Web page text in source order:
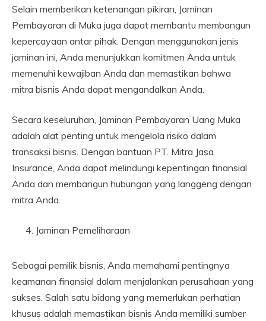
Selain memberikan ketenangan pikiran, Jaminan
Pembayaran di Muka juga dapat membantu membangun
kepercayaan antar pihak. Dengan menggunakan jenis
jaminan ini, Anda menunjukkan komitmen Anda untuk
memenuhi kewajiban Anda dan memastikan bahwa
mitra bisnis Anda dapat mengandalkan Anda.
Secara keseluruhan, Jaminan Pembayaran Uang Muka
adalah alat penting untuk mengelola risiko dalam
transaksi bisnis. Dengan bantuan PT. Mitra Jasa
Insurance, Anda dapat melindungi kepentingan finansial
Anda dan membangun hubungan yang langgeng dengan
mitra Anda.
Jaminan Pemeliharaan
Sebagai pemilik bisnis, Anda memahami pentingnya
keamanan finansial dalam menjalankan perusahaan yang
sukses. Salah satu bidang yang memerlukan perhatian
khusus adalah memastikan bisnis Anda memiliki sumber